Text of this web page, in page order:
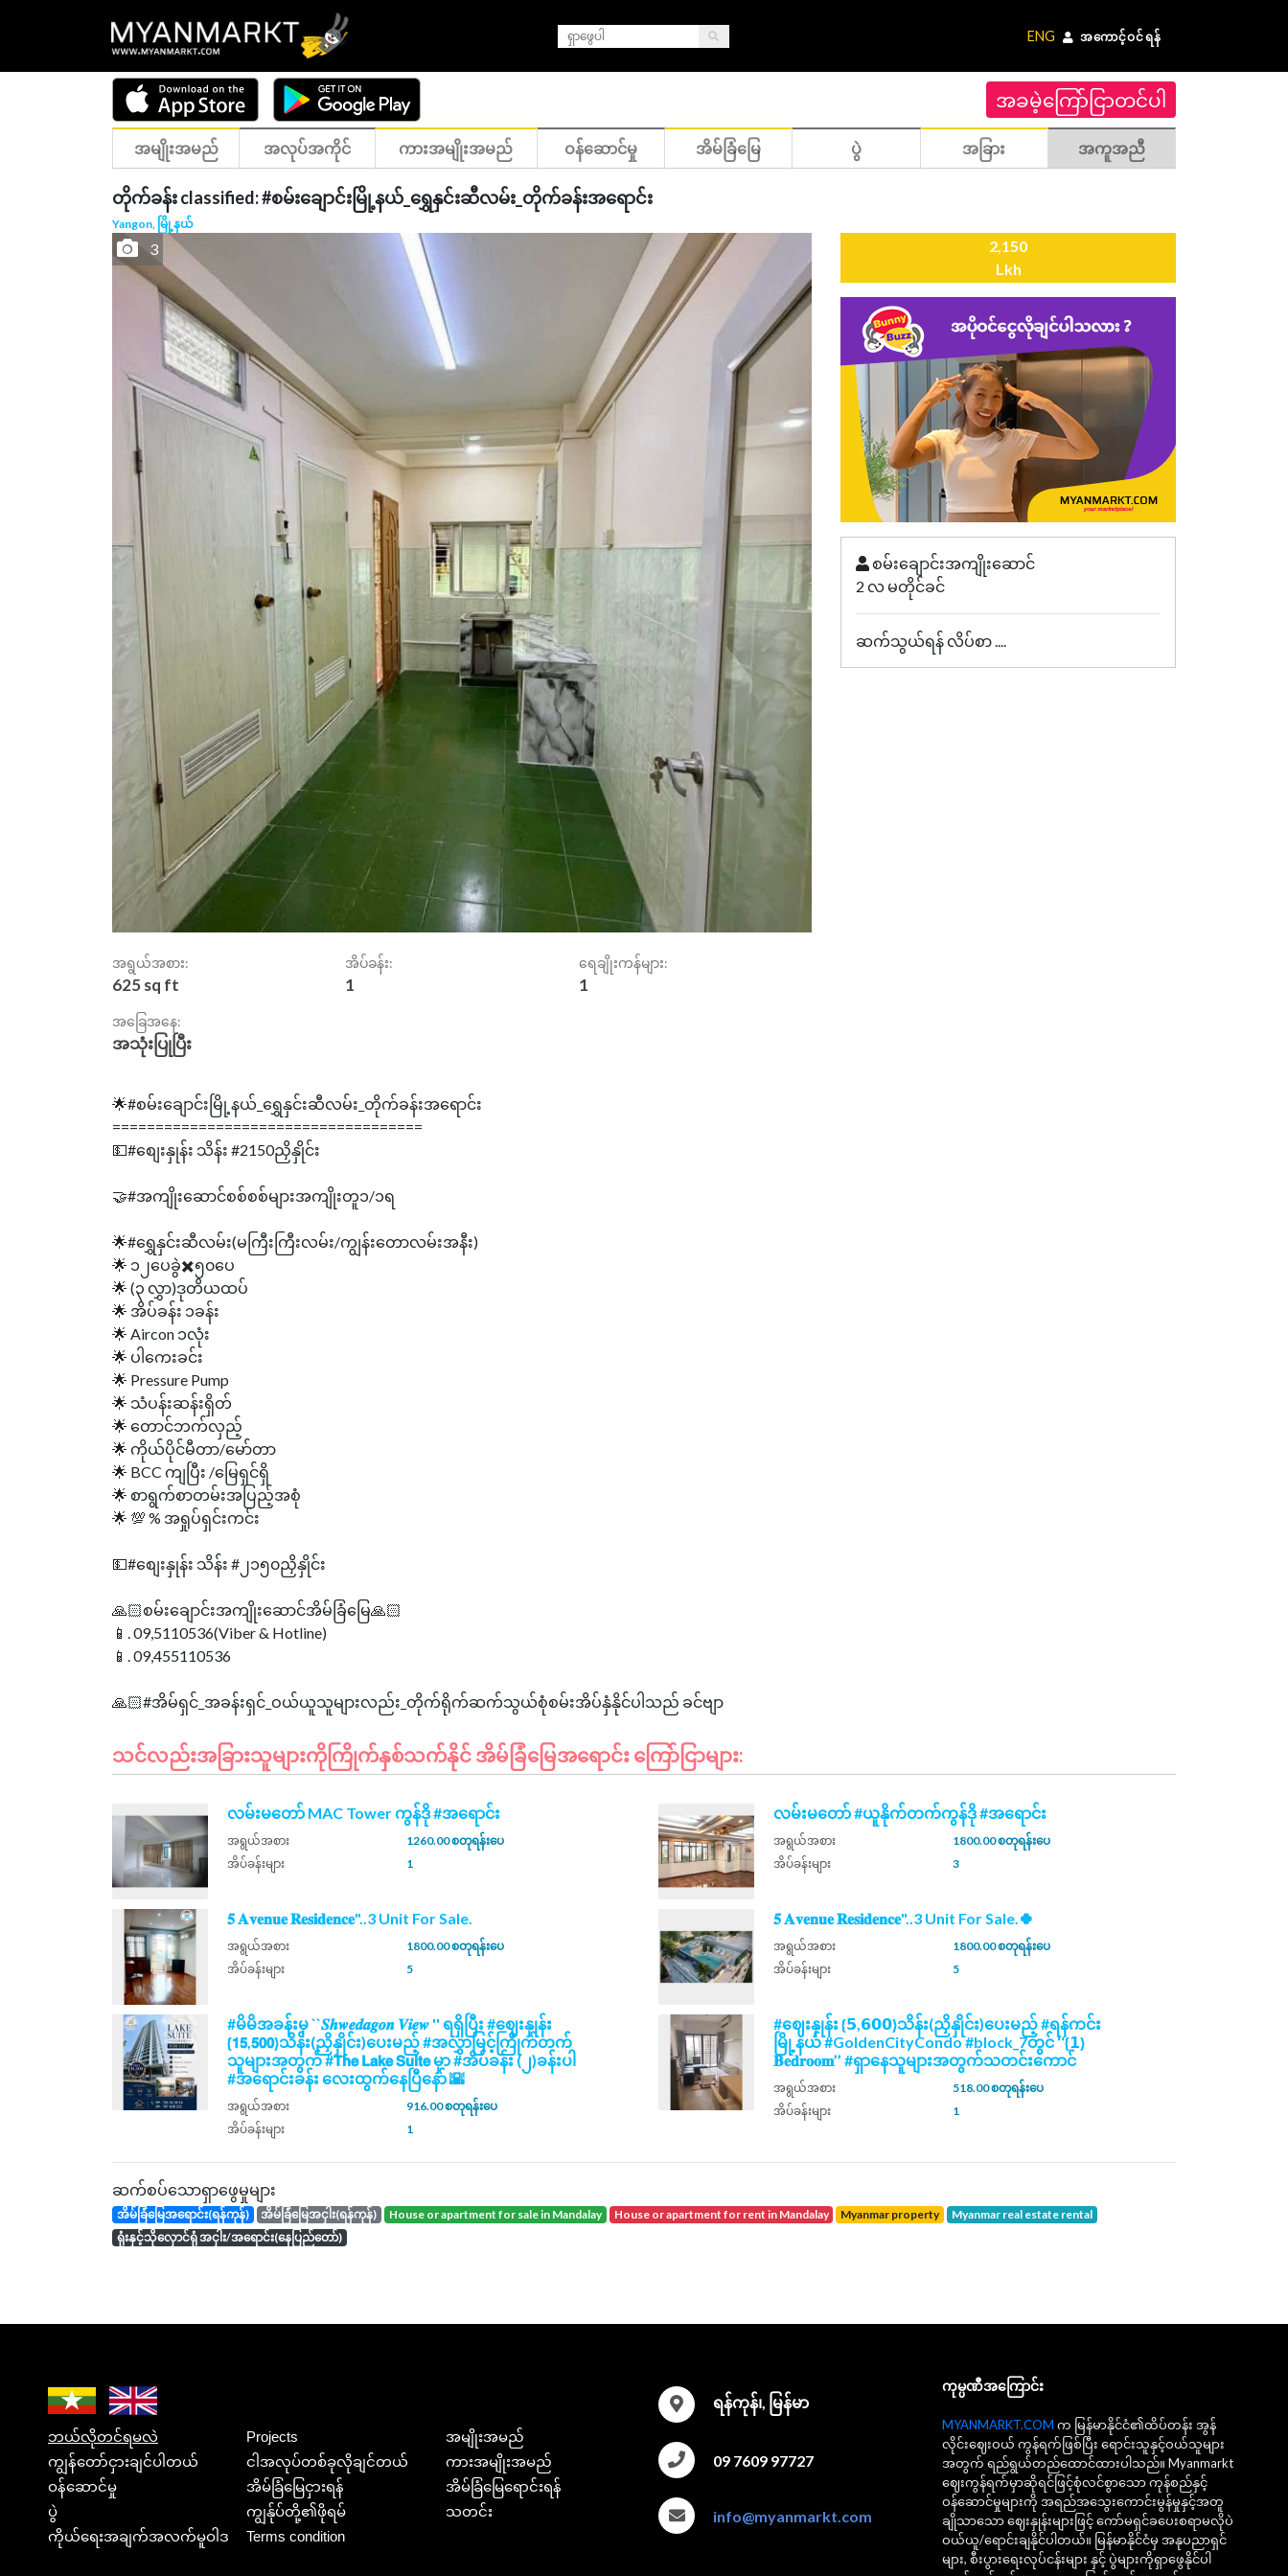
ENG အကောင့်ဝင်ရန်
အခမဲ့ကြော်ငြာတင်ပါ
အမျိုးအမည် အလုပ်အကိုင် ကားအမျိုးအမည် ဝန်ဆောင်မှု အိမ်ခြံမြေ ပွဲ အခြား အကူအညီ
တိုက်ခန်း classified: #စမ်းချောင်းမြို့နယ်_ရွှေနှင်းဆီလမ်း_တိုက်ခန်းအရောင်း
Yangon, မြို့နယ်
3
2,150
Lkh
စမ်းချောင်းအကျိုးဆောင်
2 လ မတိုင်ခင်
ဆက်သွယ်ရန် လိပ်စာ ....
အရွယ်အစား:
625 sq ft
အိပ်ခန်း:
1
ရေချိုးကန်များ:
1
အခြေအနေ:
အသုံးပြုပြီး
🌟#စမ်းချောင်းမြို့နယ်_ရွှေနှင်းဆီလမ်း_တိုက်ခန်းအရောင်း
====================================
💵#စျေးနှုန်း သိန်း #2150ညှိနှိုင်း
🤝#အကျိုးဆောင်စစ်စစ်များအကျိုးတူ၁/၁ရ
🌟#ရွှေနှင်းဆီလမ်း(မကြီးကြီးလမ်း/ကျွန်းတောလမ်းအနီး)
🌟 ၁၂ပေခွဲ✖️၅၀ပေ
🌟 (၃ လွှာ)ဒုတိယထပ်
🌟 အိပ်ခန်း ၁ခန်း
🌟 Aircon ၁လုံး
🌟 ပါကေးခင်း
🌟 Pressure Pump
🌟 သံပန်းဆန်းရှိတ်
🌟 တောင်ဘက်လှည့်
🌟 ကိုယ်ပိုင်မီတာ/မော်တာ
🌟 BCC ကျပြီး /မြေရှင်ရှိ
🌟 စာရွက်စာတမ်းအပြည့်အစုံ
🌟 💯 % အရှုပ်ရှင်းကင်း
💵#စျေးနှုန်း သိန်း #၂၁၅၀ညှိနှိုင်း
🙏🏻စမ်းချောင်းအကျိုးဆောင်အိမ်ခြံမြေ🙏🏻
📱. 09,5110536(Viber & Hotline)
📱. 09,455110536
သင်လည်းအခြားသူများကိုကြိုက်နှစ်သက်နိုင် အိမ်ခြံမြေအရောင်း ကြော်ငြာများ:
လမ်းမတော် MAC Tower ကွန်ဒို #အရောင်း
အရွယ်အစား
1260.00 စတုရန်းပေ
အိပ်ခန်းများ
1
လမ်းမတော် #ယူနိုက်တက်ကွန်ဒို #အရောင်း
အရွယ်အစား
1800.00 စတုရန်းပေ
အိပ်ခန်းများ
3
𝟓 𝐀𝐯𝐞𝐧𝐮𝐞 𝐑𝐞𝐬𝐢𝐝𝐞𝐧𝐜𝐞"..3 Unit For Sale.
အရွယ်အစား
1800.00 စတုရန်းပေ
အိပ်ခန်းများ
5
𝟓 𝐀𝐯𝐞𝐧𝐮𝐞 𝐑𝐞𝐬𝐢𝐝𝐞𝐧𝐜𝐞"..3 Unit For Sale.🍀
အရွယ်အစား
1800.00 စတုရန်းပေ
အိပ်ခန်းများ
5
#မိမိအခန်းမှ ``𝑺𝒉𝒘𝒆𝒅𝒂𝒈𝒐𝒏 𝑽𝒊𝒆𝒘 '' ရရှိပြီး #ဈေးနှုန်း
{𝟭𝟱,𝟱𝟬𝟬}သိန်း(ညှိနှိုင်း)ပေးမည့် #အလွှာမြင့်ကြိုက်တက်
သူများအတွက် #𝗧𝗵𝗲 𝗟𝗮𝗸𝗲 𝗦𝘂𝗶𝘁𝗲 မှာ #အိပ်ခန်း (၂)ခန်းပါ
#အရောင်းခန်း လေးထွက်နေပြီနော် 🌇
အရွယ်အစား
916.00 စတုရန်းပေ
အိပ်ခန်းများ
1
#ဈေးနှုန်း {𝟱,𝟲𝟬𝟬}သိန်း(ညှိနှိုင်း)ပေးမည့် #ရန်ကင်း
မြို့နယ် #GoldenCityCondo #block_7တွင် ‘‘{𝟭}
𝐁𝐞𝐝𝐫𝐨𝐨𝐦’’ #ရှာနေသူများအတွက်သတင်းကောင်
အရွယ်အစား
518.00 စတုရန်းပေ
အိပ်ခန်းများ
1
ဆက်စပ်သောရှာဖွေမှုများ
အိမ်ခြံမြေအရောင်း(ရန်ကုန်) အိမ်ခြံမြေအငှါး(ရန်ကုန်) house or apartment for sale in Mandalay house or apartment for rent in Mandalay Myanmar property
Myanmar real estate rental
ရုံးနှင့်သိုလှောင်ရုံ အငှါး/အရောင်း(နေပြည်တော်)
ဘယ်လိုတင်ရမလဲ Projects
အမျိုးအမည်
ကျွန်တော်ငှားချင်ပါတယ်
ငါအလုပ်တစ်ခုလိုချင်တယ်
ကားအမျိုးအမည်
ဝန်ဆောင်မှု
အိမ်ခြံမြေငှားရန်
အိမ်ခြံမြေရောင်းရန်
ပွဲ
ကျွန်ုပ်တို့၏ဖိုရမ်
သတင်း
ကိုယ်ရေးအချက်အလက်မူဝါဒ
Terms condition
ရန်ကုန်၊, မြန်မာ
09 7609 97727
info@myanmarkt.com
ကုမ္ပဏီအကြောင်း
MYANMARKT.COM က မြန်မာနိုင်ငံ၏ထိပ်တန်း အွန်
လိုင်းဈေးဝယ် ကွန်ရက်ဖြစ်ပြီး ရောင်းသူနှင့်ဝယ်သူများ
အတွက် ရည်ရွယ်တည်ထောင်ထားပါသည်။ Myanmarkt
ဈေးကွန်ရက်မှာဆိုရင်ဖြင့်စုံလင်စွာသော ကုန်စည်နှင့်
ဝန်ဆောင်မှုများကို အရည်အသွေးကောင်းမွန်မှုနှင့်အတူ
ချိုသာသော ဈေးနှုန်းများဖြင့် ကော်မရှင်ခပေးစရာမလိုပဲ
ဝယ်ယူ/ရောင်းချနိုင်ပါတယ်။ မြန်မာနိုင်ငံမှ အနုပညာရှင်
များ, စီးပွားရေးလုပ်ငန်းများ နှင့် ပွဲများကိုရှာဖွေနိုင်ပါ